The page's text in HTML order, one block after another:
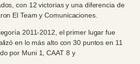
con 12 victorias y una diferencia de
El Team y Comunicaciones.
2011-2012, el primer lugar fue
en lo más alto con 30 puntos en 11
por Muni 1, CAAT 8 y